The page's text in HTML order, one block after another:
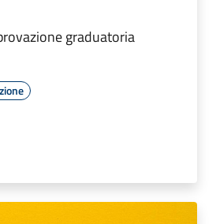
graduatoria